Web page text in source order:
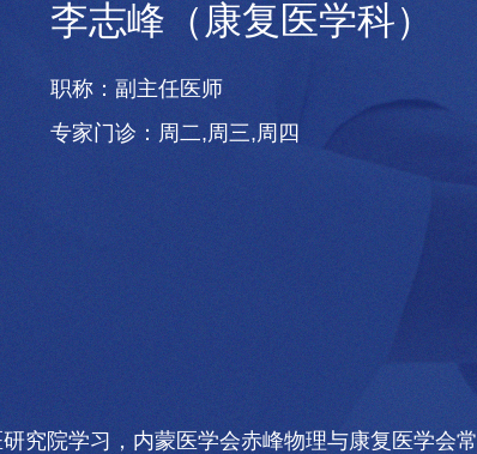
李志峰（康复医学科）
职称： 副主任医师
专家门诊： 周二,周三,周四
究院学习，内蒙医学会赤峰物理与康复医学会